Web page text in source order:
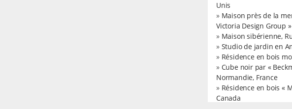
Unis
» Maison près de la
Victoria Design Group »
» Maison sibérienne,
» Studio de jardin en
» Résidence en bois
» Cube noir par «
Normandie, France
» Résidence en bois «
Canada